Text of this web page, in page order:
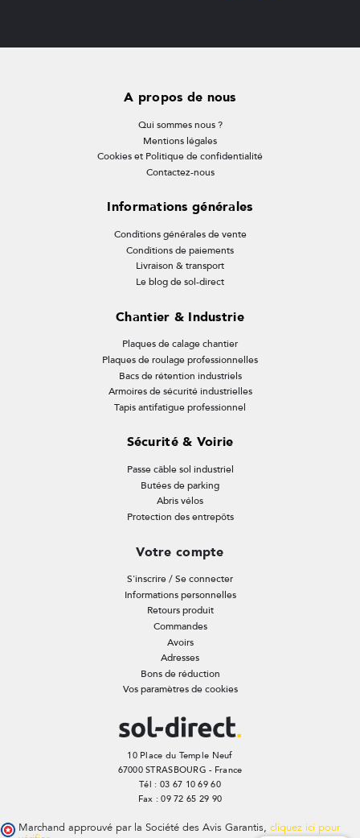
A propos de nous
Qui sommes nous ?
Mentions légales
Cookies et Politique de confidentialité
Contactez-nous
Informations générales
Conditions générales de vente
Conditions de paiements
Livraison & transport
Le blog de sol-direct
Chantier & Industrie
Plaques de calage chantier
Plaques de roulage professionnelles
Bacs de rétention industriels
Armoires de sécurité industrielles
Tapis antifatigue professionnel
Sécurité & Voirie
Passe câble sol industriel
Butées de parking
Abris vélos
Protection des entrepôts
Votre compte
S'inscrire / Se connecter
Informations personnelles
Retours produit
Commandes
Avoirs
Adresses
Bons de réduction
Vos paramètres de cookies
10 Place du Temple Neuf
67000 STRASBOURG - France
Tél : 03 67 10 69 60
Fax : 09 72 65 29 90
Marchand approuvé par la Société des Avis Garantis, cliquez ici pour